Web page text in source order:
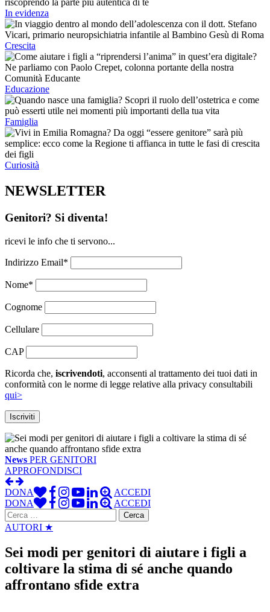
In evidenza
Crescita
Educazione
Famiglia
Curiosità
NEWSLETTER
Genitori? Si diventa!
ricevi le info che ti servono...
Indirizzo Email*
Nome*
Cognome
Cellulare
CAP
Ricorda che, iscrivendoti, acconsenti al trattamento dei tuoi dati in
conformità con le norme di legge relative alla privacy consultabili
qui>
News PER GENITORI
APPROFONDISCI
DONA
ACCEDI
DONA
ACCEDI
Ricerca
per:
AUTORI ★
Sei modi per genitori di aiutare i figli a
coltivare la stima di sé anche quando
affrontano sfide extra